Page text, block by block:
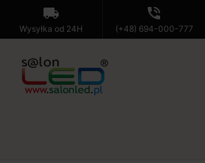
local_shipping
Wysyłka od 24H
phone_in_talk
(+48) 694-000-777